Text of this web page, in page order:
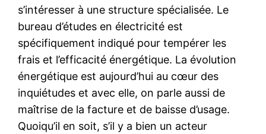
s’intéresser à une structure spécialisée. Le
bureau d’études en électricité est
spécifiquement indiqué pour tempérer les
frais et l’efficacité énergétique. La évolution
énergétique est aujourd’hui au cœur des
inquiétudes et avec elle, on parle aussi de
maîtrise de la facture et de baisse d’usage.
Quoiqu’il en soit, s’il y a bien un acteur